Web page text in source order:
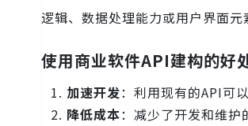
逻辑、数据处理能力或用户界面
使用商业软件API建构的好
加速开发：利用现有的API可
降低成本：减少了开发和维护